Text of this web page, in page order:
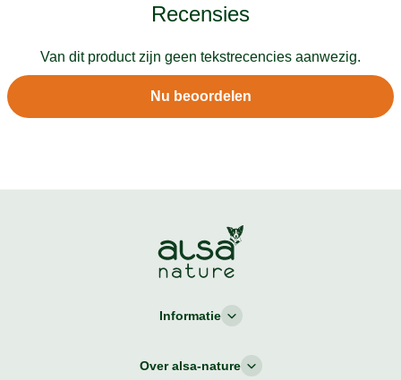
Recensies
Van dit product zijn geen tekstrecencies aanwezig.
Nu beoordelen
Informatie
Over alsa-nature